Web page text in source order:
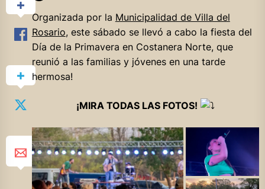
Organizada por la Municipalidad de Villa del
Rosario, este sábado se llevó a cabo la fiesta del
Día de la Primavera en Costanera Norte, que
reunió a las familias y jóvenes en una tarde
hermosa!
¡MIRA TODAS LAS FOTOS!